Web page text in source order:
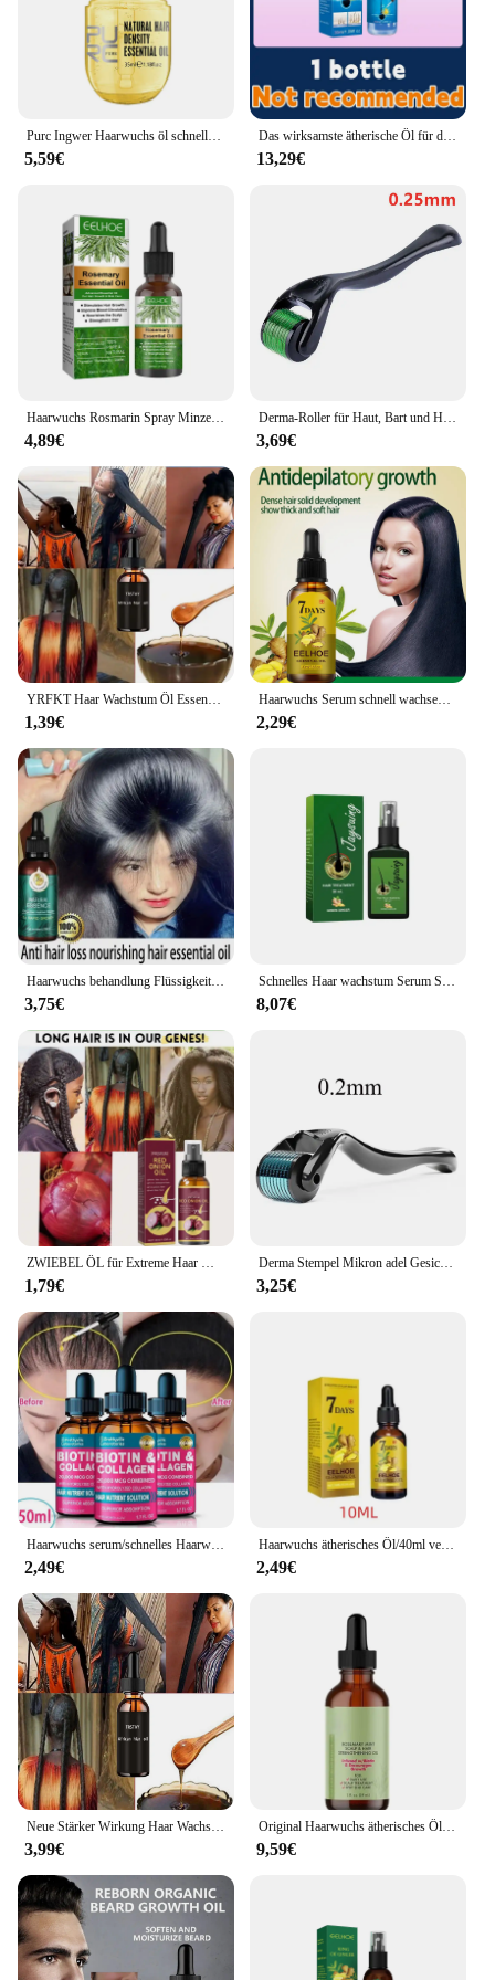
and nourish your hair, leading to a fuller, healthier
head of hair.
Purc Ingwer Haarwuchs öl schnelle Haarausfall Behandlung Glättung Reparatur beschädigte Haarwuchs produkte für Männer Frauen Haarpflege
5,59€
Das wirksamste ätherische Öl für das Haarwachstum im Jahr 2024. Von Experten autorisiert zertifiziert, wirksam bei der Reparatur von Kahlheit und Haaransatz
13,29€
Haarwuchs Rosmarin Spray Minze Split Enden trockene pflegende Behandlung Haarmaske Glatze Stärkung Anti-Verlust-Shampoo ätherisches Öl
4,89€
Derma-Roller für Haut, Bart und Haare, 0,2 mm, 0,25 mm, 0,3 mm Nadel – Mikro-Gesichtsrollenwerkzeug 540 Nadeln für Gesichts-, Körper- und Haarwachstum
3,69€
YRFKT Haar Wachstum Öl Essenz Öle für Schwarze Frauen Alte Afrikanische HairRegrowth Formel Extrakt Starke Wirkung
1,39€
Haarwuchs Serum schnell wachsendes Haar ätherisches Öl Schönheit Haarpflege/40ml dichtes Nachwachsen Ingwer Haar fördert die Regeneration
2,29€
Haarwuchs behandlung Flüssigkeit vier Kräuter natürliche Inhaltsstoffe Haarwuchs mittel Serum Haarpflege Haarausfall Prävention Serie
3,75€
Schnelles Haar wachstum Serum Spray gegen Haarausfall verhindern Kahlheit Kopfhaut behandlung Reparatur Wurzeln Schönheit Gesundheit Haarpflege für Männer Frauen
8,07€
ZWIEBEL ÖL für Extreme Haar Wachstum, Bruch, Kopfhaut Behandlung, alopezie Anti Haarausfall Schnelle Wachsen Zu Verhindern Haar Trocken Öl
1,79€
Derma Stempel Mikron adel Gesichts walze Massage gerät einstellbare Titan Nadel Länge Hautpflege Bart wachstum Kopfhaut Haar walze
3,25€
Haarwuchs serum/schnelles Haarwuchs produkt
2,49€
Haarwuchs ätherisches Öl/40ml verhindern Haarausfall flüssige dichte Haare Wachstum Serum profession elle Haar behandlung Gesundheits wesen
2,49€
3,99€
Original Haarwuchs ätherisches Öl Rosmarin Minze Haar stärkende pflegende Behandlung für Spliss und trockene Haarmaske
9,59€